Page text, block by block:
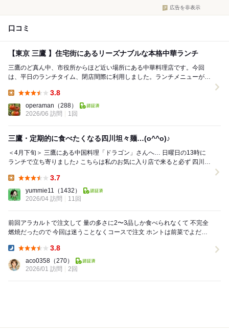
広告を非表示
口コミ
【東京 三鷹 】住宅街にあるリーズナブルな本格中華ランチ
三鷹のど真ん中、市役所からほど近い場所にある中華料理店です。今回
は、平日のランチタイム、閉店間際に利用しました。ランチメニューがＡ
3.8
operaman （288）
2026/06 訪問
1回
三鷹・定期的に食べたくなる四川坦々麺…(o^^o)♪
＜4月下旬＞ 三鷹にある中国料理「ドラゴン」さんへ… 日曜日の13時に
ランチで立ち寄りました♪ こちらは私のお気に入り店で来ると必ず 四川
3.7
yummie11 （1432）
2026/04 訪問
11回
前回アラカルトで注文して 量の多さに2〜3品しか食べられなくて 不完全
燃焼だったので 今回は迷うことなくコースで注文 ホントは前菜でよだれ
3.8
aco0358 （270）
2026/01 訪問
2回